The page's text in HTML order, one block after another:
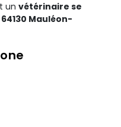
un vétérinaire se
Mauléon-